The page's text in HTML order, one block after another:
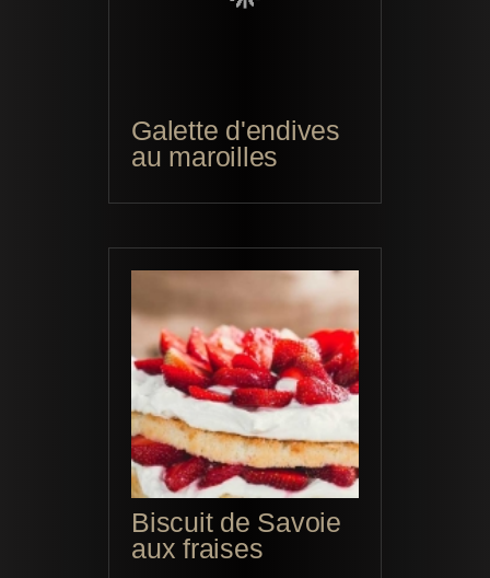
Galette d'endives
au maroilles
Biscuit de Savoie
aux fraises